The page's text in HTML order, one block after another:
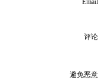
评
避免恶